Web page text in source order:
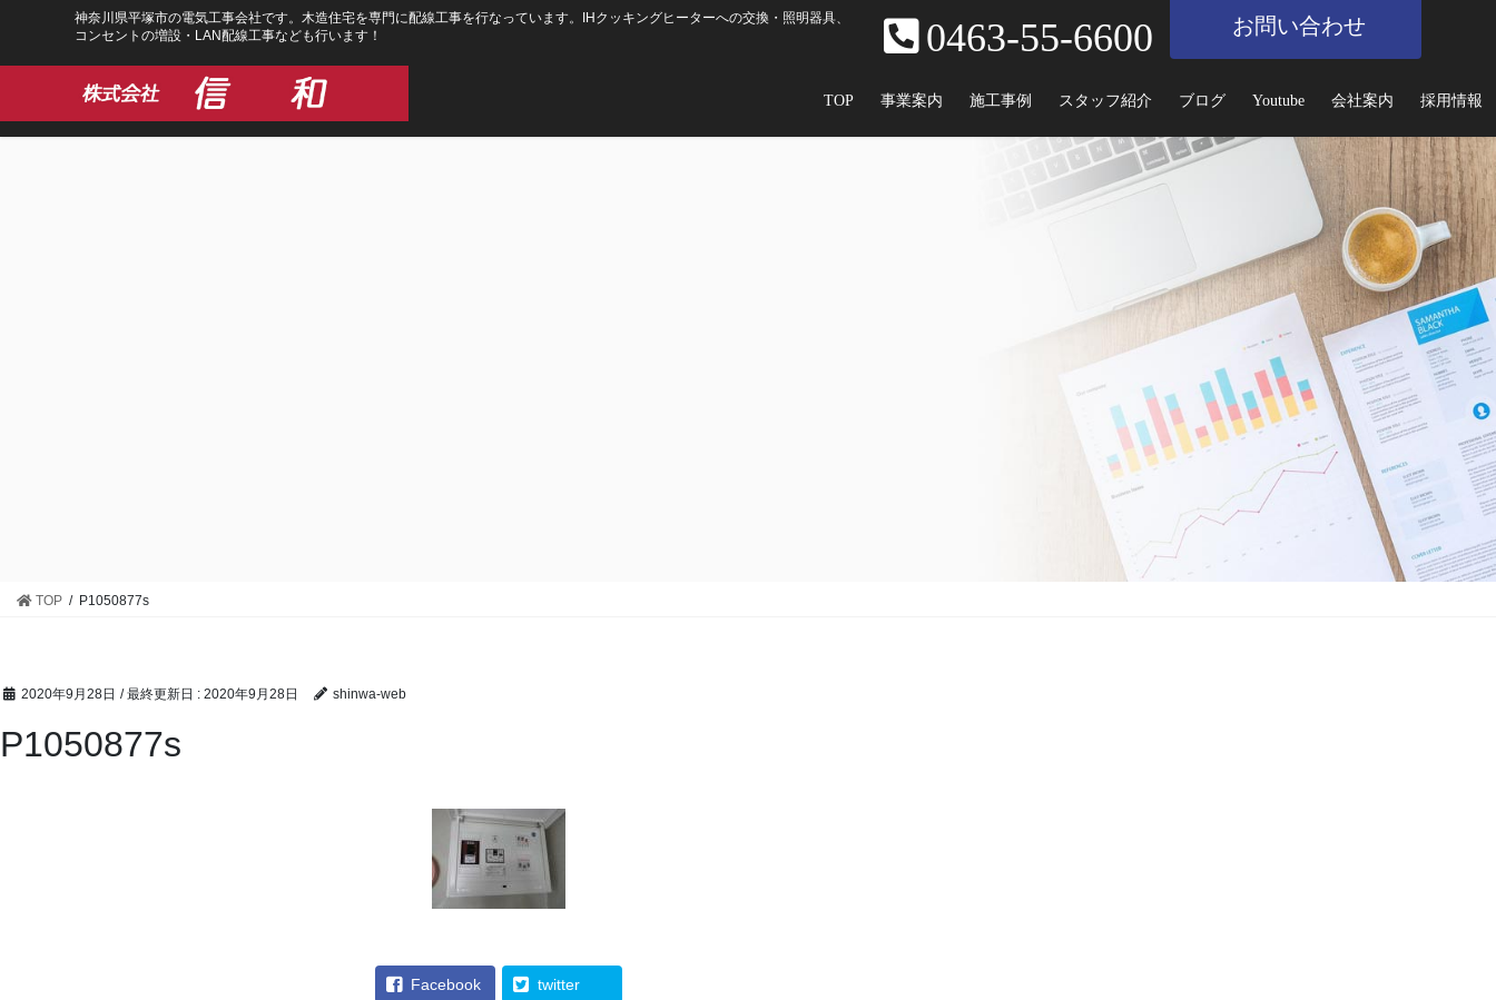
テ
ツ
ゲ
シ
神奈川県平塚市の電気工事会社です。木造住宅を専門に配線工事を行なっています。IHクッキングヒーターへの交換・照明器具、
コンセントの増設・LAN配線工事なども行います！
0463-55-6600 お問い合わせ
TOP 事業案内 施工事例 スタッフ紹介 ブログ Youtube 会社案内 採用情報
TOP P1050877s
2020年9月28日 / 最終更新日 : 2020年9月28日 shinwa-web
P1050877s
Facebook twitter